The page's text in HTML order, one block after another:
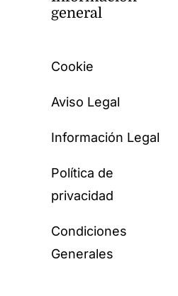
general
Cookie
Aviso Legal
Información Legal
Política de
privacidad
Condiciones
Generales